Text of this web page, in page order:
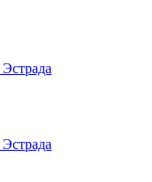
Эстрада
Эстрада